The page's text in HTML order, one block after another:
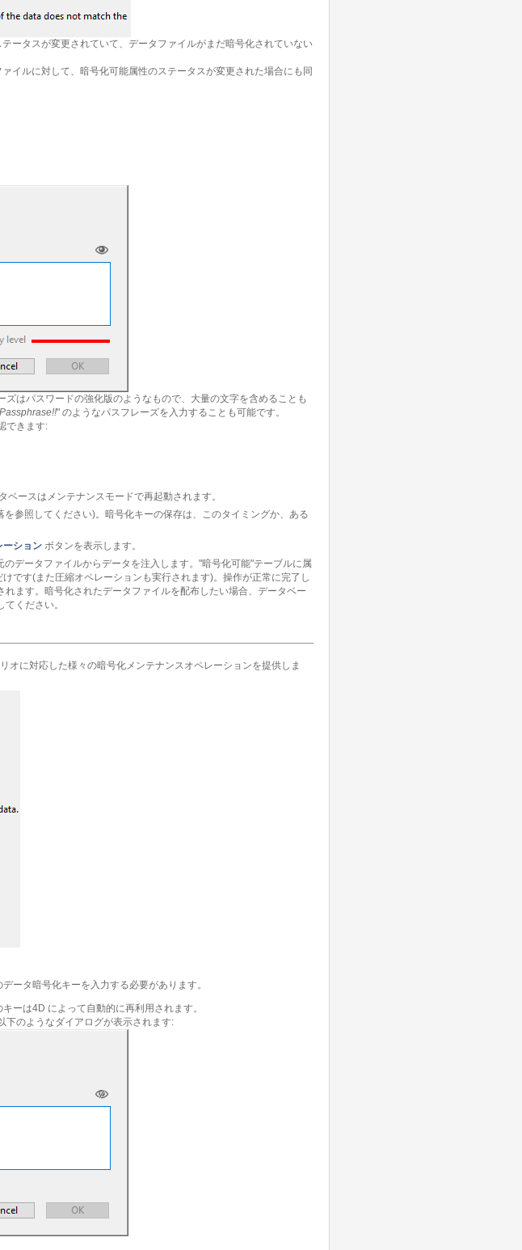
テータスが変更されていて、データファイルがまだ暗号化されていない
イルに対して、暗号化可能属性のステータスが変更された場合にも同
はパスワードの強化版のようなもので、大量の文字を含めることも
" のようなパスフレーズを入力することも可能です。
できます:
ースはメンテナンスモードで再起動されます。
を参照してください)。暗号化キーの保存は、このタイミングか、ある
ーション ボタンを表示します。
データファイルからデータを注入します。"暗号化可能"テーブルに属
です(また圧縮オペレーションも実行されます)。操作が正常に完了し
ます。暗号化されたデータファイルを配布したい場合、データベー
ください。
に対応した様々の暗号化メンテナンスオペレーションを提供しま
ータ暗号化キーを入力する必要があります。
ーは4D によって自動的に再利用されます。
下のようなダイアログが表示されます: